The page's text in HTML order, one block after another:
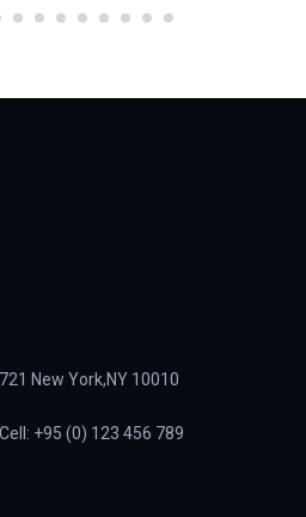
New York,NY 10010
+95 (0) 123 456 789